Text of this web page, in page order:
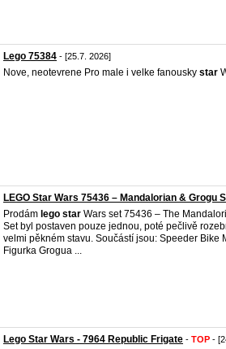
Lego 75384 - [25.7. 2026]
Nove, neotevrene Pro male i velke fanousky star
LEGO Star Wars 75436 – Mandalorian & Grogu
Prodám lego star Wars set 75436 – The
Set byl postaven pouze jednou, poté pečlivě
velmi pěkném stavu. Součástí jsou: Speeder Bike
Figurka Grogua ...
Lego Star Wars - 7964 Republic Frigate - TOP -